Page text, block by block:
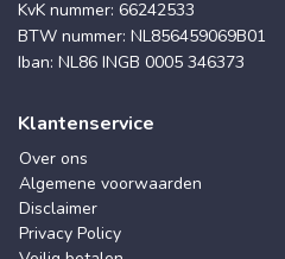
KvK nummer: 66242533
BTW nummer: NL856459069B01
Iban: NL86 INGB 0005 346373
Klantenservice
Over ons
Algemene voorwaarden
Disclaimer
Privacy Policy